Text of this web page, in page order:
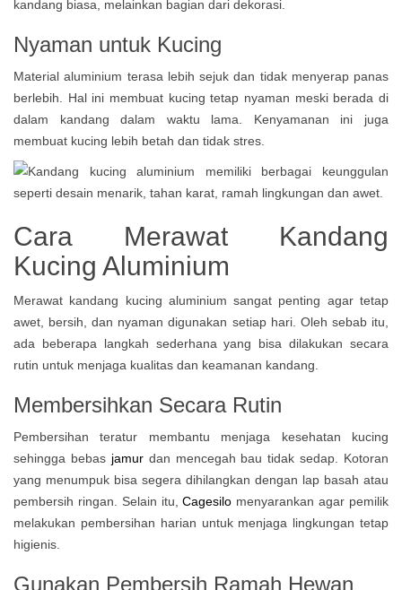
kandang biasa, melainkan bagian dari dekorasi.
Nyaman untuk Kucing
Material aluminium terasa lebih sejuk dan tidak menyerap panas
berlebih. Hal ini membuat kucing tetap nyaman meski berada di
dalam kandang dalam waktu lama. Kenyamanan ini juga
membuat kucing lebih betah dan tidak stres.
Cara Merawat Kandang
Kucing Aluminium
Merawat kandang kucing aluminium sangat penting agar tetap
awet, bersih, dan nyaman digunakan setiap hari. Oleh sebab itu,
ada beberapa langkah sederhana yang bisa dilakukan secara
rutin untuk menjaga kualitas dan keamanan kandang.
Membersihkan Secara Rutin
Pembersihan teratur membantu menjaga kesehatan kucing
sehingga bebas jamurdan mencegah bau tidak sedap. Kotoran
yang menumpuk bisa segera dihilangkan dengan lap basah atau
pembersih ringan. Selain itu, Cagesilo menyarankan agar pemilik
melakukan pembersihan harian untuk menjaga lingkungan tetap
higienis.
Gunakan Pembersih Ramah Hewan